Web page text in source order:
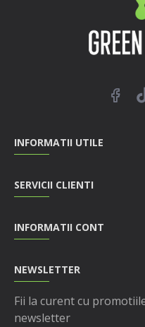
INFORMATII UTILE
SERVICII CLIENTI
INFORMATII CONT
NEWSLETTER
Fii la curent cu
newsletter